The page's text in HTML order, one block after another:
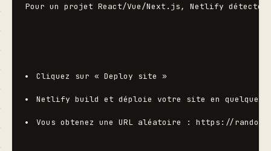
Pour un projet React/Vue/Next.js, Netlify détecte
Cliquez sur « Deploy site »
Netlify build et déploie votre site en quelques
Vous obtenez une URL aléatoire : https://random-